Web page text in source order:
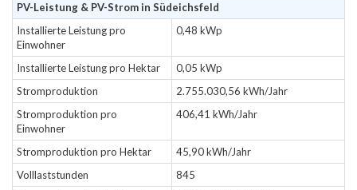
PV-Leistung & PV-Strom in Südeichsfeld
Installierte Leistung pro
Einwohner
0,48 kWp
Installierte Leistung pro Hektar
0,05 kWp
Stromproduktion
2.755.030,56 kWh/Jahr
Stromproduktion pro
Einwohner
406,41 kWh/Jahr
Stromproduktion pro Hektar
45,90 kWh/Jahr
Volllaststunden
845